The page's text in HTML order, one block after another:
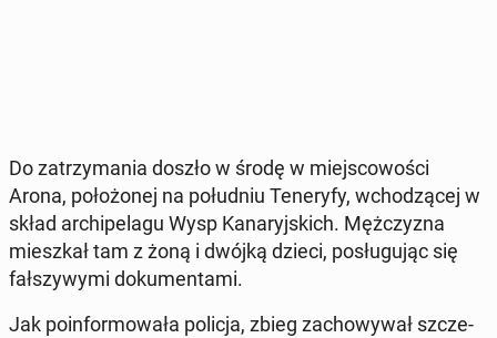
Do za­trzy­ma­nia doszło w środę w miej­sco­wo­ści
Arona, po­ło­żo­nej na po­łu­dniu Te­ne­ry­fy, wcho­dzą­cej w
skład ar­chi­pe­la­gu Wysp Ka­na­ryj­skich. Męż­czy­zna
miesz­kał tam z żoną i dwójką dzieci, po­słu­gu­jąc się
fał­szy­wy­mi do­ku­men­ta­mi.
Jak po­in­for­mo­wa­ła policja, zbieg za­cho­wy­wał szcze­